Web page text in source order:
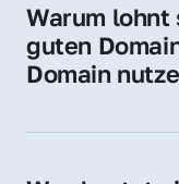
Domain.
Warum lohnt
guten
Domain
Vertrauen und